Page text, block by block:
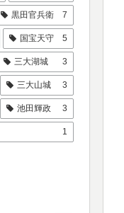
黒田官兵衛 7
国宝天守 5
三大湖城 3
三大山城 3
池田輝政 3
1